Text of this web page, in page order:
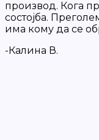
производ. Кога
состојба.
има кому да се
-Калина В.